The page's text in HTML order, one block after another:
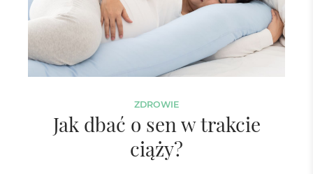
ZDROWIE
Jak dbać o sen w trakcie
ciąży?